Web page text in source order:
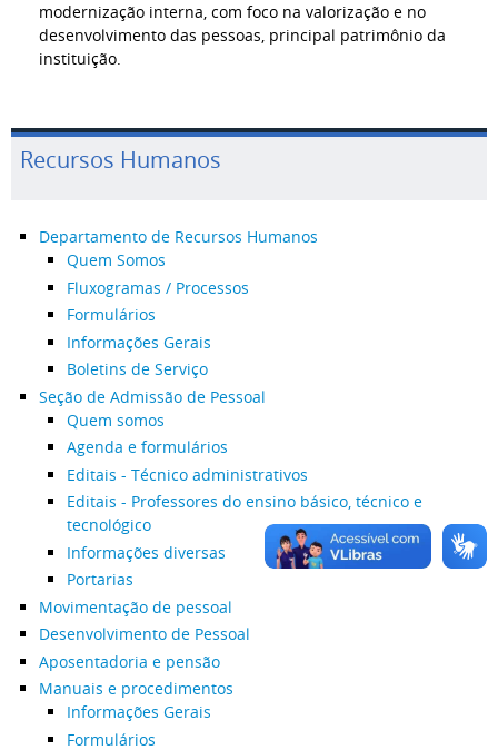
modernização interna, com foco na valorização e no
desenvolvimento das pessoas, principal patrimônio da
instituição.
Recursos Humanos
Departamento de Recursos Humanos
Quem Somos
Fluxogramas / Processos
Formulários
Informações Gerais
Boletins de Serviço
Seção de Admissão de Pessoal
Quem somos
Agenda e formulários
Editais - Técnico administrativos
Editais - Professores do ensino básico, técnico e
tecnológico
Informações diversas
Portarias
Movimentação de pessoal
Desenvolvimento de Pessoal
Aposentadoria e pensão
Manuais e procedimentos
Informações Gerais
Formulários